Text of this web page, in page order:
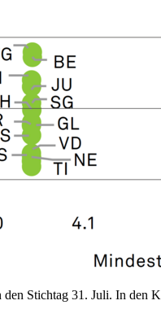
Stichtag 31. Juli. In